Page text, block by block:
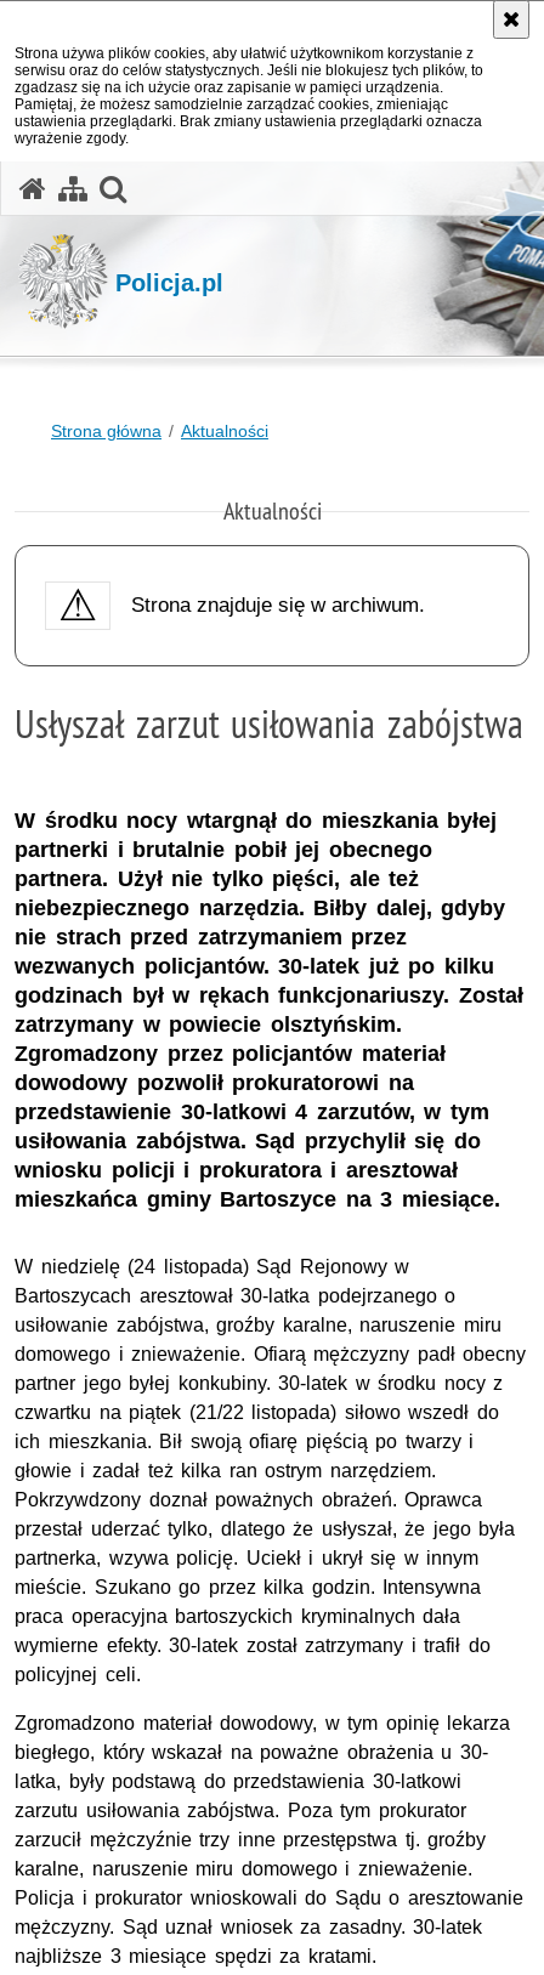
Strona używa plików cookies, aby ułatwić użytkownikom korzystanie z
serwisu oraz do celów statystycznych. Jeśli nie blokujesz tych plików, to
zgadzasz się na ich użycie oraz zapisanie w pamięci urządzenia.
Pamiętaj, że możesz samodzielnie zarządzać cookies, zmieniając
ustawienia przeglądarki. Brak zmiany ustawienia przeglądarki oznacza
wyrażenie zgody.
Policja.pl
Strona główna Aktualności
Aktualności
Strona znajduje się w archiwum.
Usłyszał zarzut usiłowania zabójstwa
W środku nocy wtargnął do mieszkania byłej
partnerki i brutalnie pobił jej obecnego
partnera. Użył nie tylko pięści, ale też
niebezpiecznego narzędzia. Biłby dalej, gdyby
nie strach przed zatrzymaniem przez
wezwanych policjantów. 30-latek już po kilku
godzinach był w rękach funkcjonariuszy. Został
zatrzymany w powiecie olsztyńskim.
Zgromadzony przez policjantów materiał
dowodowy pozwolił prokuratorowi na
przedstawienie 30-latkowi 4 zarzutów, w tym
usiłowania zabójstwa. Sąd przychylił się do
wniosku policji i prokuratora i aresztował
mieszkańca gminy Bartoszyce na 3 miesiące.
W niedzielę (24 listopada) Sąd Rejonowy w
Bartoszycach aresztował 30-latka podejrzanego o
usiłowanie zabójstwa, groźby karalne, naruszenie miru
domowego i znieważenie. Ofiarą mężczyzny padł obecny
partner jego byłej konkubiny. 30-latek w środku nocy z
czwartku na piątek (21/22 listopada) siłowo wszedł do
ich mieszkania. Bił swoją ofiarę pięścią po twarzy i
głowie i zadał też kilka ran ostrym narzędziem.
Pokrzywdzony doznał poważnych obrażeń. Oprawca
przestał uderzać tylko, dlatego że usłyszał, że jego była
partnerka, wzywa policję. Uciekł i ukrył się w innym
mieście. Szukano go przez kilka godzin. Intensywna
praca operacyjna bartoszyckich kryminalnych dała
wymierne efekty. 30-latek został zatrzymany i trafił do
policyjnej celi.
Zgromadzono materiał dowodowy, w tym opinię lekarza
biegłego, który wskazał na poważne obrażenia u 30-
latka, były podstawą do przedstawienia 30-latkowi
zarzutu usiłowania zabójstwa. Poza tym prokurator
zarzucił mężczyźnie trzy inne przestępstwa tj. groźby
karalne, naruszenie miru domowego i znieważenie.
Policja i prokurator wnioskowali do Sądu o aresztowanie
mężczyzny. Sąd uznał wniosek za zasadny. 30-latek
najbliższe 3 miesiące spędzi za kratami.